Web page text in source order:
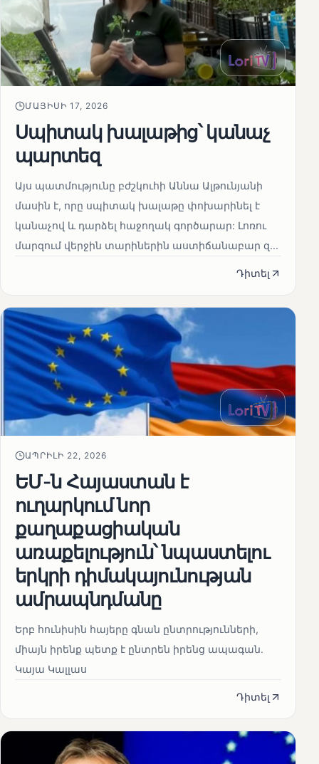
ՄԱՅԻՍԻ 17, 2026
Սպիտակ խալաթից՝ կանաչ
պարտեզ
Այս պատմությունը բժշկուհի Աննա Ալթունյանի
մասին է, որը սպիտակ խալաթը փոխարինել է
կանաչով և դարձել հաջողակ գործարար: Լոռու
մարզում վերջին տարիներին աստիճանաբար զ...
Դիտել
ԱՊՐԻԼԻ 22, 2026
ԵՄ-ն Հայաստան է
ուղարկում նոր
քաղաքացիական
առաքելություն՝ նպաստելու
երկրի դիմակայունության
ամրապնդմանը
Երբ հունիսին հայերը գնան ընտրությունների,
միայն իրենք պետք է ընտրեն իրենց ապագան.
Կայա Կալլաս
Դիտել